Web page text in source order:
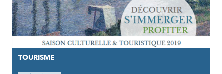
TOURISME